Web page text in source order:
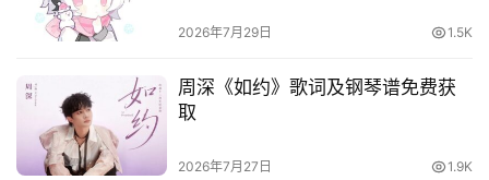
2026年7月29日 1.5K
周深《如约》歌词及钢琴谱免费获
取
2026年7月27日 1.9K